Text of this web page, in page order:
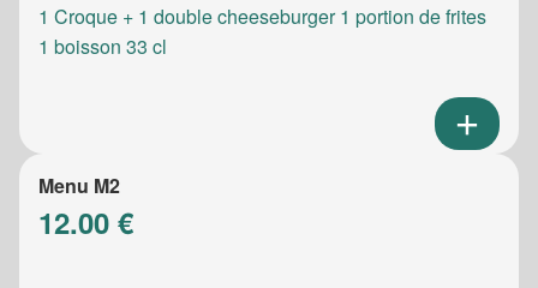
1 Croque + 1 double cheeseburger 1 portion de frites
1 boisson 33 cl
Menu M2
12.00 €